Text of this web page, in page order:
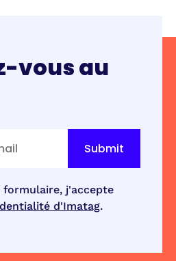
vous au
j'accepte
d'Imatag.